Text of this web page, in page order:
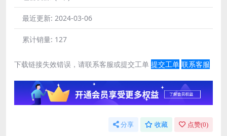
最近更新: 2024-03-06
累计销量: 127
下载链接失效错误，请联系客服或提交工单 提交工单 联系客服
分享 收藏 点赞(0)